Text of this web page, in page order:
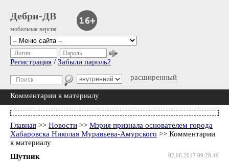
Дебри-ДВ
мобильная версия
расширенный
Логин Пароль
Регистрация / Забыли пароль?
Комментарии к материалу
Главная >> Новости >> Мэрия признала основателем города
Хабаровска Николая Муравьева-Амурского >> Комментарии
к материалу
02.06.2017 09:28:49
Шутник